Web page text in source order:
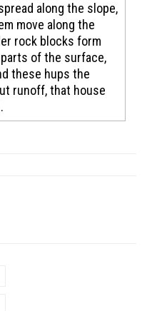
along the slope,
move along the
rock blocks form
of the surface,
these hups the
runoff, that house